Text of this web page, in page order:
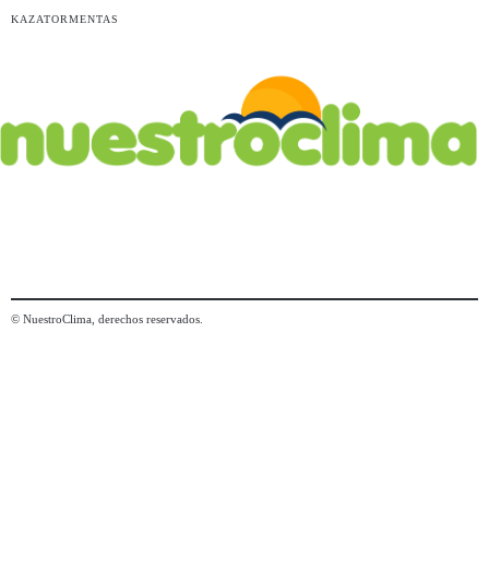
KAZATORMENTAS
© NuestroClima, derechos reservados.